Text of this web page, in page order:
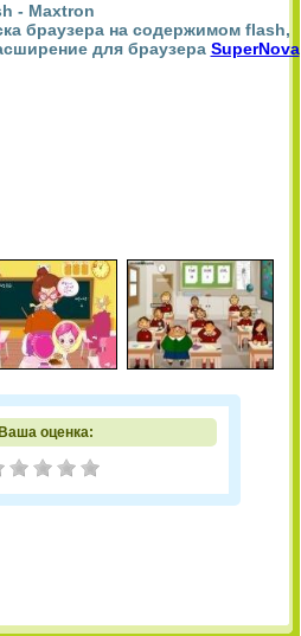
- Maxtron
браузера на содержимом flash,
для браузера SuperNova
Ваша оценка: